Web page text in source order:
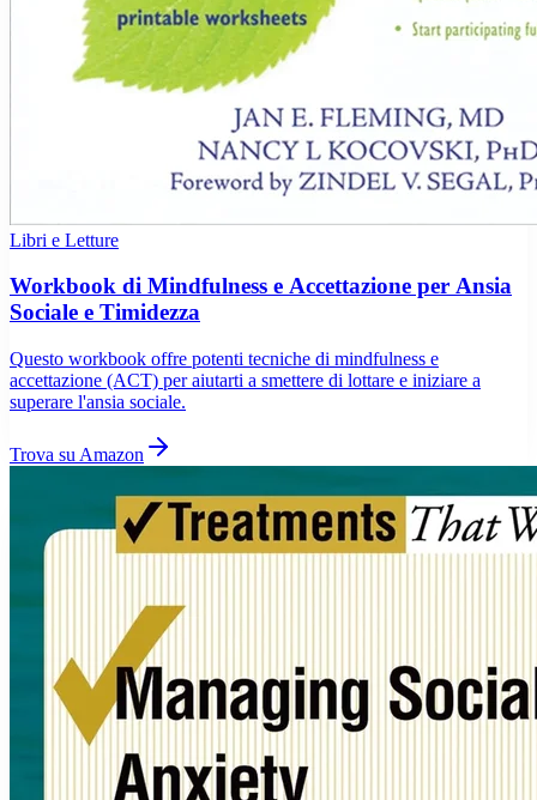
Libri e Letture
Workbook di Mindfulness e Accettazione per Ansia
Sociale e Timidezza
Questo workbook offre potenti tecniche di mindfulness e
accettazione (ACT) per aiutarti a smettere di lottare e iniziare a
superare l'ansia sociale.
Trova su Amazon